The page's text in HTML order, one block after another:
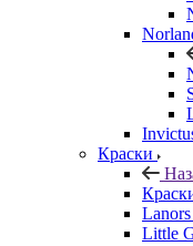
Краски
Little